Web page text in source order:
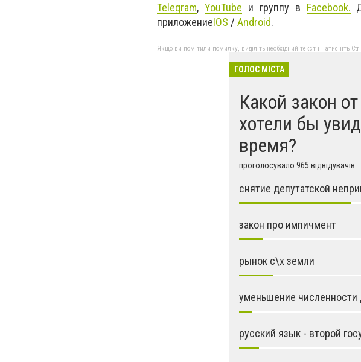
Telegram, YouTube и группу в Facebook.
приложениеIOS / Android.
Якщо ви помітили помилку, виділіть необхідний текст і натисніть
ГОЛОС МІСТА
Какой закон
хотели бы
время?
проголосувало 965 відвідувачів
снятие депутатской
закон про импичмент
рынок с\х земли
уменьшение численности
русский язык - второй